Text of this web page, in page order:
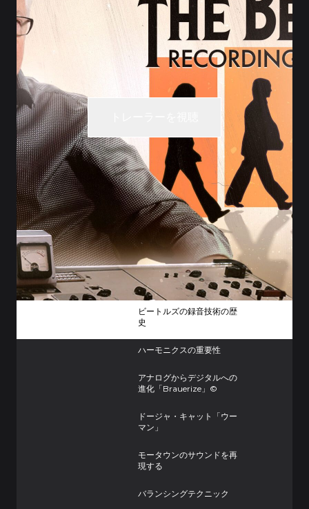
ビートルズの録音技術の歴
史
ハーモニクスの重要性
アナログからデジタルへの
進化「Brauerize」©
ドージャ・キャット「ウー
マン」
モータウンのサウンドを再
現する
バランシングテクニック